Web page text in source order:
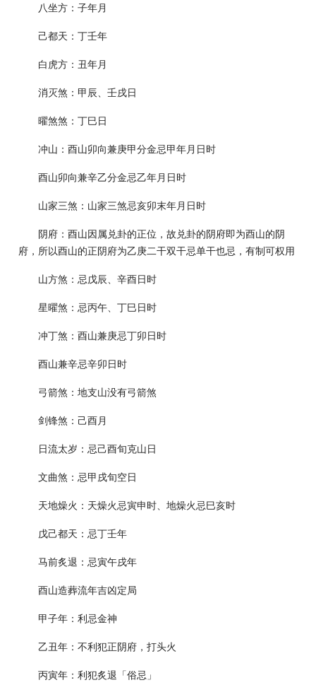
八坐方：子年月
己都天：丁壬年
白虎方：丑年月
消灭煞：甲辰、壬戌日
曜煞煞：丁巳日
冲山：酉山卯向兼庚甲分金忌甲年月日时
酉山卯向兼辛乙分金忌乙年月日时
山家三煞：山家三煞忌亥卯末年月日时
阴府：酉山因属兑卦的正位，故兑卦的阴府即为酉山的阴
府，所以酉山的正阴府为乙庚二干双干忌单干也忌，有制可权用
山方煞：忌戊辰、辛酉日时
星曜煞：忌丙午、丁巳日时
冲丁煞：酉山兼庚忌丁卯日时
酉山兼辛忌辛卯日时
弓箭煞：地支山没有弓箭煞
剑锋煞：己酉月
日流太岁：忌己酉旬克山日
文曲煞：忌甲戌旬空日
天地燥火：天燥火忌寅申时、地燥火忌巳亥时
戊己都天：忌丁壬年
马前炙退：忌寅午戌年
酉山造葬流年吉凶定局
甲子年：利忌金神
乙丑年：不利犯正阴府，打头火
丙寅年：利犯炙退「俗忌」